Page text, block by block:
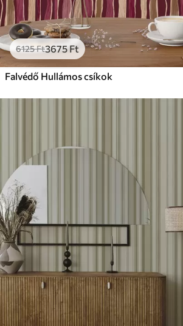
6125Ft3675Ft
Falvédő Hullámos csíkok